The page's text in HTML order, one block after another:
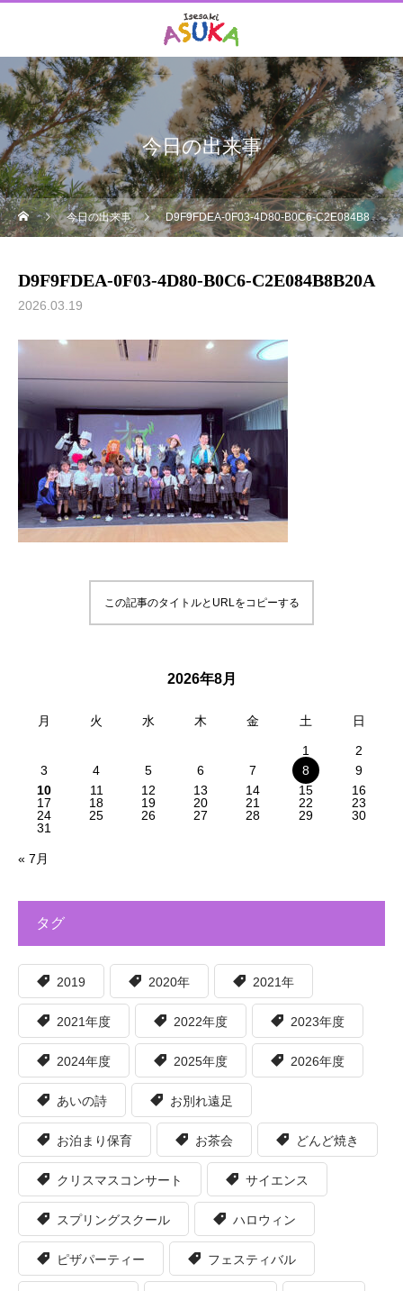
今日の出来事
今日の出来事 D9F9FDEA-0F03-4D80-B0C6-C2E084B8B20A
D9F9FDEA-0F03-4D80-B0C6-C2E084B8B20A
2026.03.19
この記事のタイトルとURLをコピーする
2026年8月
月 火 水 木 金 土 日
1
2
3
4 5 6 7 8
9
10
11 12 13 14 15
16
17
18 19 20 21 22
23
24
25 26 27 28 29
30
31
« 7月
タグ
2019 2020年 2021年
2021年度 2022年度 2023年度
2024年度 2025年度 2026年度
あいの詩 お別れ遠足
お泊まり保育 お茶会 どんど焼き
クリスマスコンサート サイエンス
スプリングスクール ハロウィン
ピザパーティー フェスティバル